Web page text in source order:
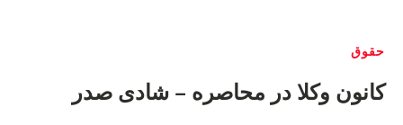
حقوق
کانون وکلا در محاصره – شادی صدر